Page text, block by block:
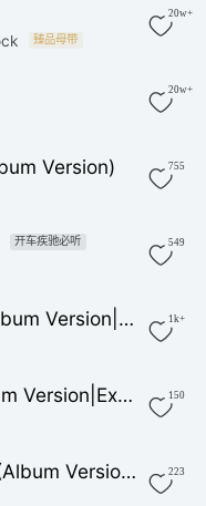
臻品母带
20w+
20w+
Version) 755
开车疾驰必听 549
Put That A$$ To Work (Album Version|Explicit) 1k+
Take It To The Hole (Album Version|Explicit) 150
We Came Here To Party (Album Version|Explicit) 223